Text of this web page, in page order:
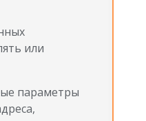
или
параметры